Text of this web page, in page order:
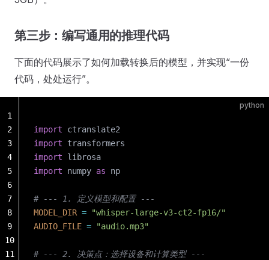
第三步：编写通用的推理代码
下面的代码展示了如何加载转换后的模型，并实现“一份
代码，处处运行”。
python
import ctranslate2
import transformers
import librosa
import numpy as np
# --- 1. 定义模型和配置 ---
MODEL_DIR = "whisper-large-v3-ct2-fp16/"
AUDIO_FILE = "audio.mp3"
# --- 2. 决策点：选择设备和计算类型 ---
1
2
3
4
5
6
7
8
9
10
11